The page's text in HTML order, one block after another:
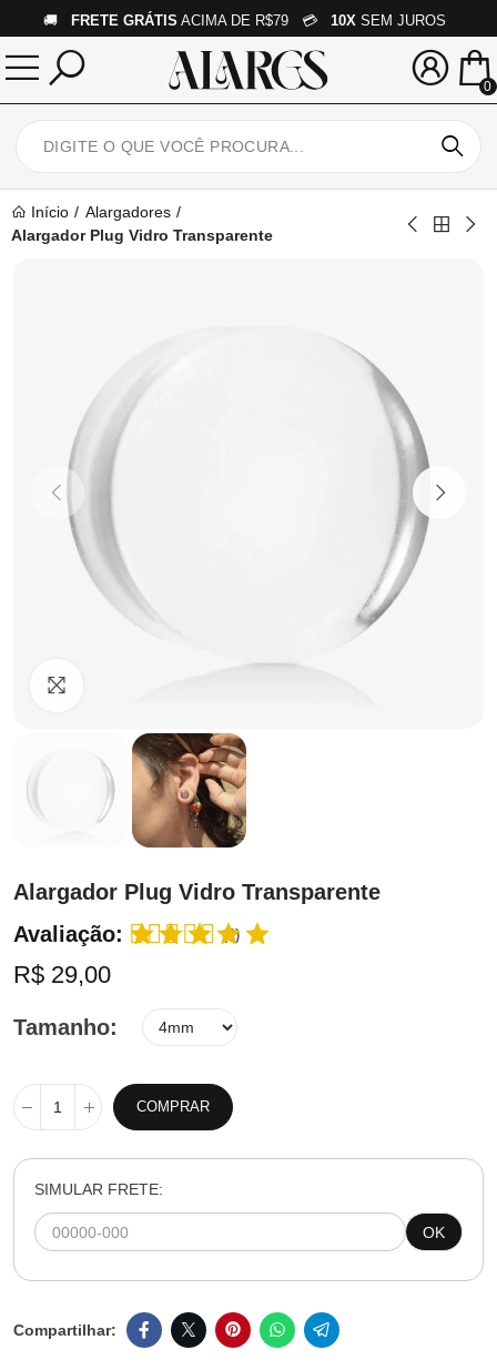
🚚 FRETE GRÁTIS ACIMA DE R$79 💳 10X SEM JUROS
0
Início
Alargadores
Alargador Plug Vidro Transparente
Alargador Plug Vidro Transparente
Avaliação:
(2)
R$ 29,00
Tamanho
COMPRAR
SIMULAR FRETE:
OK